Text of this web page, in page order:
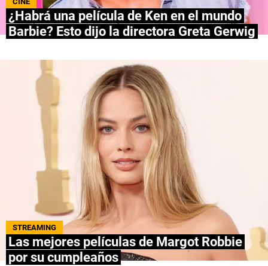
NETFLIX
APPLE TV+
MÚSICA
CELEBRITIES
PASATIEMPOS
SPOILER US
¿Habrá una película de Ken en el mundo
Barbie? Esto dijo la directora Greta Gerwig
STREAMING
Las mejores películas de Margot Robbie
por su cumpleaños